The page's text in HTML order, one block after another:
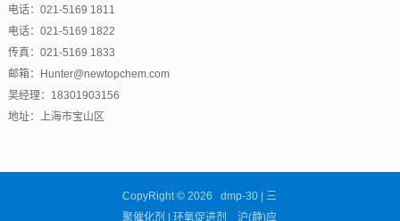
电话：021-5169 1811
电话：021-5169 1822
传真：021-5169 1833
邮箱：Hunter@newtopchem.com
吴经理：18301903156
地址：上海市宝山区
CopyRight © 2026 dmp-30 | 三
聚催化剂 | 环氧促进剂 沪(静)应